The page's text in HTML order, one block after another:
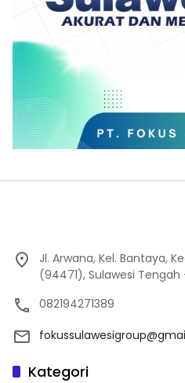
Jl. Arwana, Kel. Bantaya,
(94471), Sulawesi Tengah
082194271389
Kategori